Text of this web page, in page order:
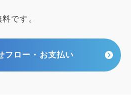
です。
フロー・お支払い